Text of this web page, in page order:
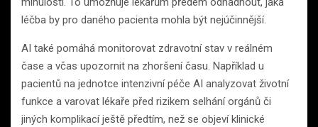
léčba by pro daného pacienta mohla být nejúčinnější.
AI také pomáhá monitorovat zdravotní stav v reálném
čase a včas upozornit na zhoršení času. Například u
pacientů na jednotce intenzivní péče AI analyzovat životní
funkce a varovat lékaře před rizikem selhání orgánů či
jiných komplikací ještě předtím, než se objeví klinické